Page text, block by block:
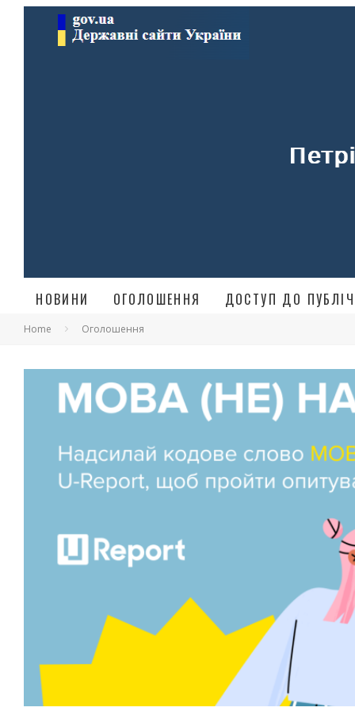
НОВИНИ ОГОЛОШЕННЯ ДОСТУП ДО
Home Оголошення